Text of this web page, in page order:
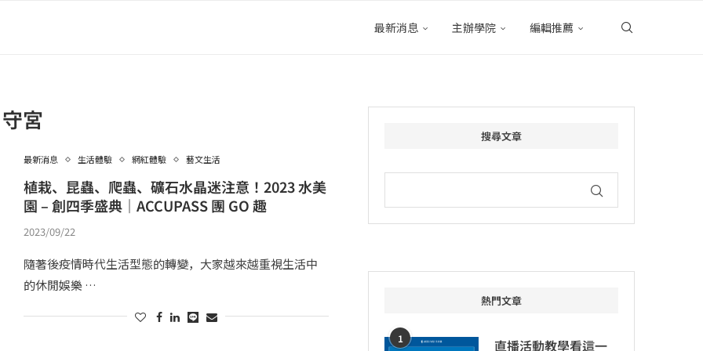
最新消息 主辦學院 編輯推薦
守宮
最新消息 生活體驗 網紅體驗 藝文生活
植栽、昆蟲、爬蟲、礦石水晶迷注意！2023 水美
園 – 創四季盛典｜ACCUPASS 團 GO 趣
2023/09/22
隨著後疫情時代生活型態的轉變，大家越來越重視生活中
的休閒娛樂 …
搜尋文章
熱門文章
1
直播活動教學看這一